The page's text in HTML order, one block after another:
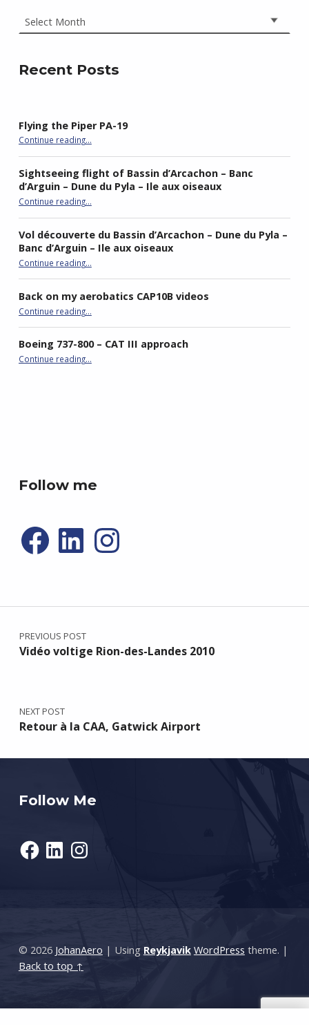
Recent Posts
Flying the Piper PA-19
Continue reading“Flying the Piper PA-19”
…
Sightseeing flight of Bassin d’Arcachon – Banc
d’Arguin – Dune du Pyla – Ile aux oiseaux
Continue reading“Sightseeing flight of Bassin d’Arcachon – Banc d’Arguin – Dune du Pyla – Ile aux oiseaux”
…
Vol découverte du Bassin d’Arcachon – Dune du Pyla –
Banc d’Arguin – Ile aux oiseaux
Continue reading“Vol découverte du Bassin d’Arcachon – Dune du Pyla – Banc d’Arguin – Ile aux oiseaux”
…
Back on my aerobatics CAP10B videos
Continue reading“Back on my aerobatics CAP10B videos”
…
Boeing 737-800 – CAT III approach
Continue reading“Boeing 737-800 – CAT III approach”
…
Follow me
Post navigation
PREVIOUS POST
Vidéo voltige Rion-des-Landes 2010
NEXT POST
Retour à la CAA, Gatwick Airport
Follow Me
Facebook
© 2026 JohanAero | Using Reykjavik WordPress theme. |
Back to top ↑